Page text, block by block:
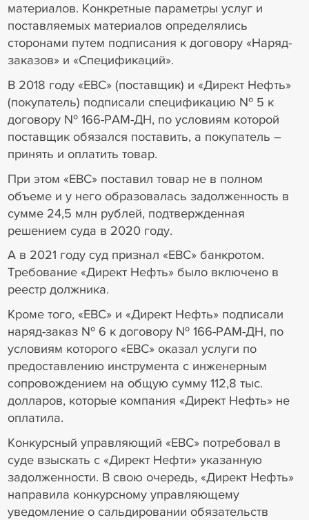
материалов. Конкретные параметры услуг и
поставляемых материалов определялись
сторонами путем подписания к договору «Наряд-
заказов» и «Спецификаций».
В 2018 году «ЕВС» (поставщик) и «Директ Нефть»
(покупатель) подписали спецификацию № 5 к
договору № 166-РАМ-ДН, по условиям которой
поставщик обязался поставить, а покупатель –
принять и оплатить товар.
При этом «ЕВС» поставил товар не в полном
объеме и у него образовалась задолженность в
сумме 24,5 млн рублей, подтвержденная
решением суда в 2020 году.
А в 2021 году суд признал «ЕВС» банкротом.
Требование «Директ Нефть» было включено в
реестр должника.
Кроме того, «ЕВС» и «Директ Нефть» подписали
наряд-заказ № 6 к договору № 166-РАМ-ДН, по
условиям которого «ЕВС» оказал услуги по
предоставлению инструмента с инженерным
сопровождением на общую сумму 112,8 тыс.
долларов, которые компания «Директ Нефть» не
оплатила.
Конкурсный управляющий «ЕВС» потребовал в
суде взыскать с «Директ Нефти» указанную
задолженности. В свою очередь, «Директ Нефть»
направила конкурсному управляющему
уведомление о сальдировании обязательств